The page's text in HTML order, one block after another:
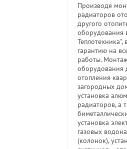
Производя
радиаторов
другого
оборудования
Теплотехника",
гарантию на
работы.
оборудования
отопления
загородных
установка
радиаторов, а
установка
газовых
(колонок),